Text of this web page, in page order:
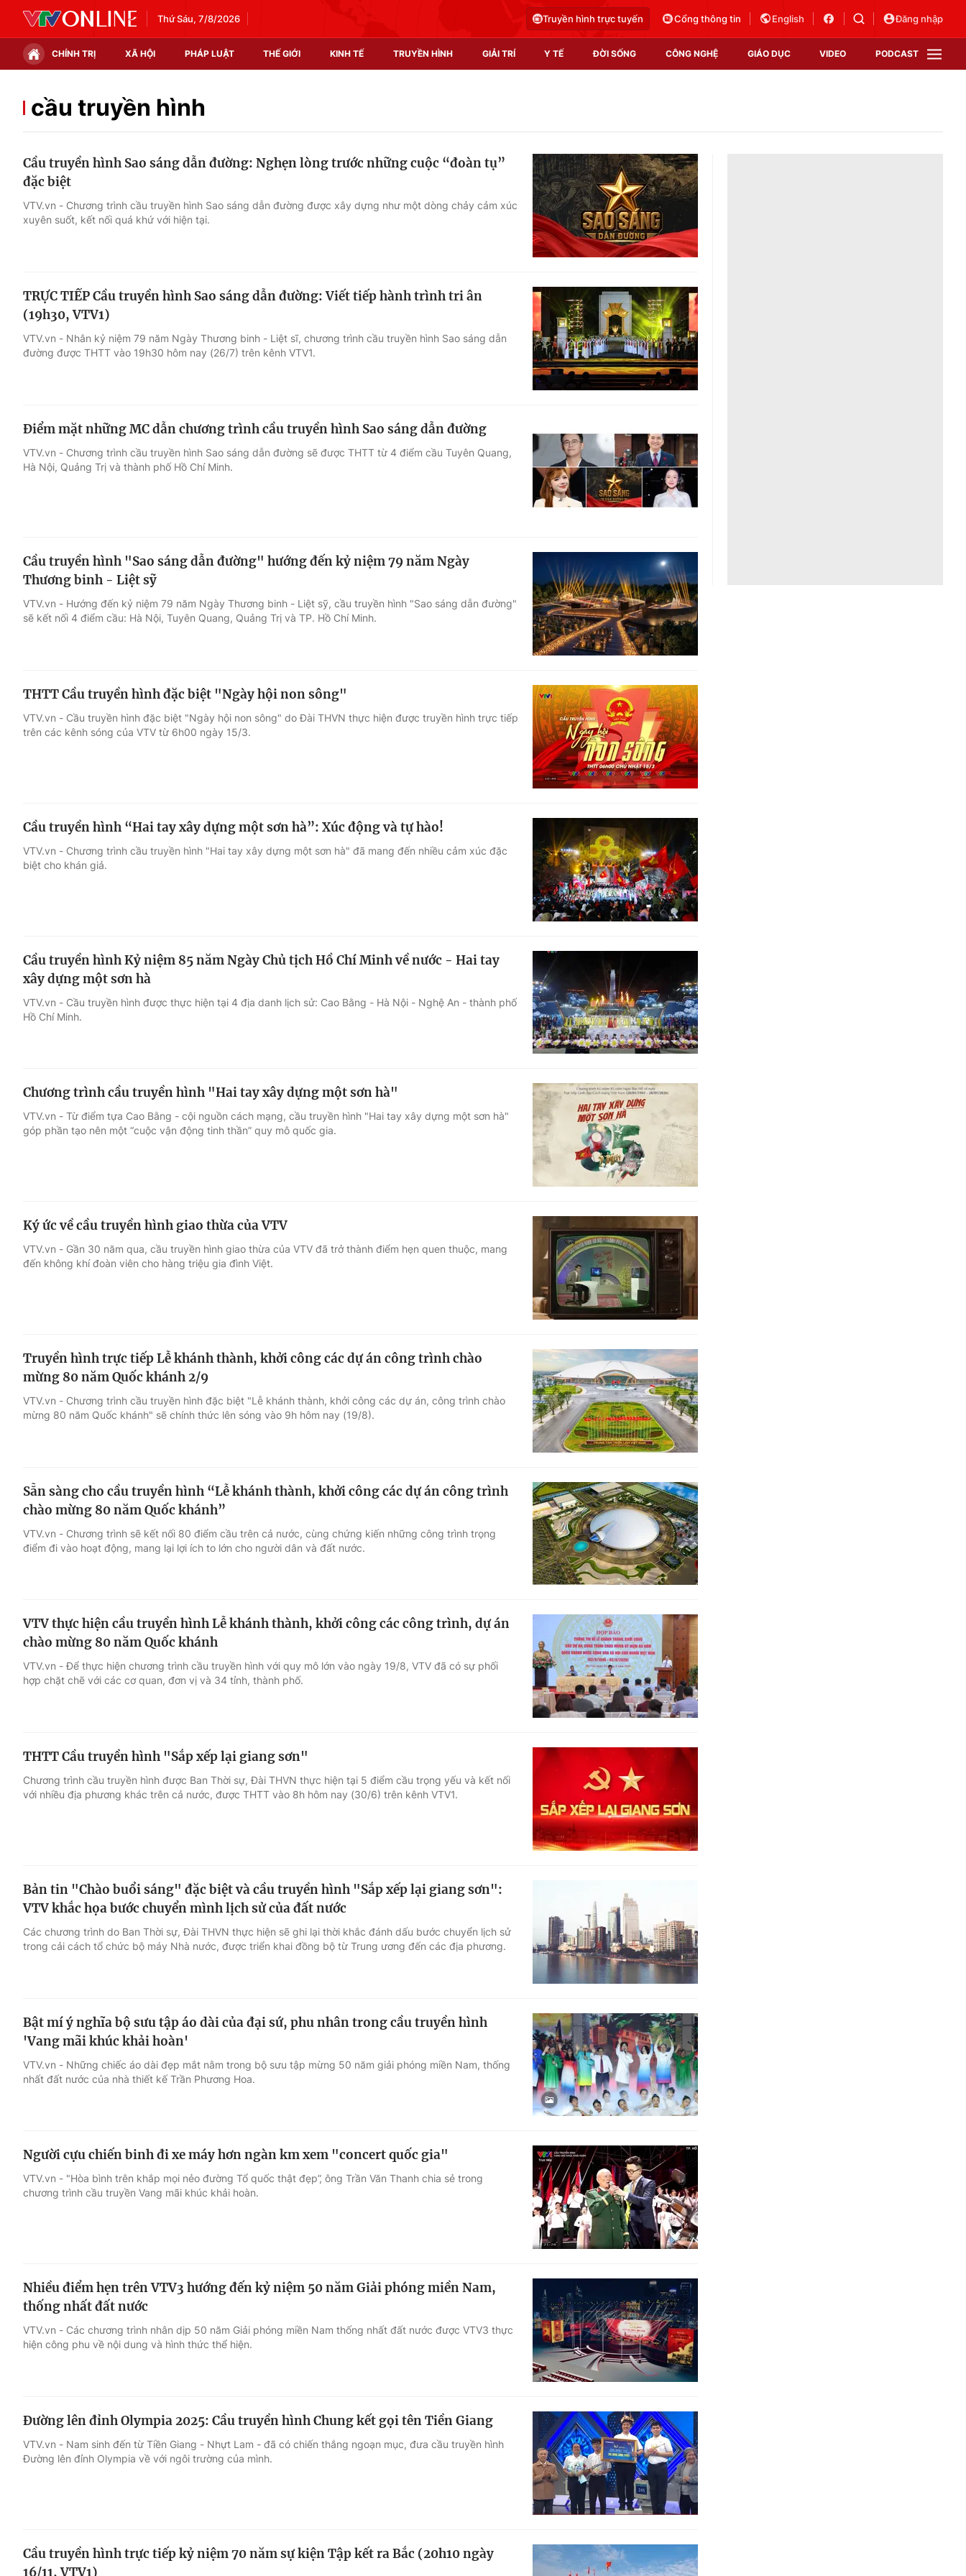
Thứ Sáu, 7/8/2026 Truyền hình trực tuyến Cổng thông tin English Đăng nhập
CHÍNH TRỊ XÃ HỘI PHÁP LUẬT THẾ GIỚI KINH TẾ TRUYỀN HÌNH GIẢI TRÍ Y TẾ ĐỜI SỐNG CÔNG NGHỆ GIÁO DỤC VIDEO PODCAST
Chính trị
Tin tức
Thế giới đó đây
Câu chuyện quốc tế
Thị trường
Hậu trường
Video
Shorts video
Podcast
EMagazine
Photo
Infographic
Góc ảnh
Điện ảnh
Âm nhạc
Sao
Làm đẹp
Chất lượng cuộc sống
Tuyển sinh
Học trực tuyến
Công nghệ
Sản phẩm
Thị trường
Tư vấn
VTV Sức khoẻ
cầu truyền hình
Cầu truyền hình Sao sáng dẫn đường: Nghẹn lòng trước những cuộc “đoàn tụ”
đặc biệt
VTV.vn - Chương trình cầu truyền hình Sao sáng dẫn đường được xây dựng như một dòng chảy cảm xúc
xuyên suốt, kết nối quá khứ với hiện tại.
TRỰC TIẾP Cầu truyền hình Sao sáng dẫn đường: Viết tiếp hành trình tri ân
(19h30, VTV1)
VTV.vn - Nhân kỷ niệm 79 năm Ngày Thương binh - Liệt sĩ, chương trình cầu truyền hình Sao sáng dẫn
đường được THTT vào 19h30 hôm nay (26/7) trên kênh VTV1.
Điểm mặt những MC dẫn chương trình cầu truyền hình Sao sáng dẫn đường
VTV.vn - Chương trình cầu truyền hình Sao sáng dẫn đường sẽ được THTT từ 4 điểm cầu Tuyên Quang,
Hà Nội, Quảng Trị và thành phố Hồ Chí Minh.
Cầu truyền hình "Sao sáng dẫn đường" hướng đến kỷ niệm 79 năm Ngày
Thương binh - Liệt sỹ
VTV.vn - Hướng đến kỷ niệm 79 năm Ngày Thương binh - Liệt sỹ, cầu truyền hình "Sao sáng dẫn đường"
sẽ kết nối 4 điểm cầu: Hà Nội, Tuyên Quang, Quảng Trị và TP. Hồ Chí Minh.
THTT Cầu truyền hình đặc biệt "Ngày hội non sông"
VTV.vn - Cầu truyền hình đặc biệt "Ngày hội non sông" do Đài THVN thực hiện được truyền hình trực tiếp
trên các kênh sóng của VTV từ 6h00 ngày 15/3.
Cầu truyền hình “Hai tay xây dựng một sơn hà”: Xúc động và tự hào!
VTV.vn - Chương trình cầu truyền hình "Hai tay xây dựng một sơn hà" đã mang đến nhiều cảm xúc đặc
biệt cho khán giả.
Cầu truyền hình Kỷ niệm 85 năm Ngày Chủ tịch Hồ Chí Minh về nước - Hai tay
xây dựng một sơn hà
VTV.vn - Cầu truyền hình được thực hiện tại 4 địa danh lịch sử: Cao Bằng - Hà Nội - Nghệ An - thành phố
Hồ Chí Minh.
Chương trình cầu truyền hình "Hai tay xây dựng một sơn hà"
VTV.vn - Từ điểm tựa Cao Bằng - cội nguồn cách mạng, cầu truyền hình "Hai tay xây dựng một sơn hà"
góp phần tạo nên một “cuộc vận động tinh thần” quy mô quốc gia.
Ký ức về cầu truyền hình giao thừa của VTV
VTV.vn - Gần 30 năm qua, cầu truyền hình giao thừa của VTV đã trở thành điểm hẹn quen thuộc, mang
đến không khí đoàn viên cho hàng triệu gia đình Việt.
Truyền hình trực tiếp Lễ khánh thành, khởi công các dự án công trình chào
mừng 80 năm Quốc khánh 2/9
VTV.vn - Chương trình cầu truyền hình đặc biệt "Lễ khánh thành, khởi công các dự án, công trình chào
mừng 80 năm Quốc khánh" sẽ chính thức lên sóng vào 9h hôm nay (19/8).
Sẵn sàng cho cầu truyền hình “Lễ khánh thành, khởi công các dự án công trình
chào mừng 80 năm Quốc khánh”
VTV.vn - Chương trình sẽ kết nối 80 điểm cầu trên cả nước, cùng chứng kiến những công trình trọng
điểm đi vào hoạt động, mang lại lợi ích to lớn cho người dân và đất nước.
VTV thực hiện cầu truyền hình Lễ khánh thành, khởi công các công trình, dự án
chào mừng 80 năm Quốc khánh
VTV.vn - Để thực hiện chương trình cầu truyền hình với quy mô lớn vào ngày 19/8, VTV đã có sự phối
hợp chặt chẽ với các cơ quan, đơn vị và 34 tỉnh, thành phố.
THTT Cầu truyền hình "Sắp xếp lại giang sơn"
Chương trình cầu truyền hình được Ban Thời sự, Đài THVN thực hiện tại 5 điểm cầu trọng yếu và kết nối
với nhiều địa phương khác trên cả nước, được THTT vào 8h hôm nay (30/6) trên kênh VTV1.
Bản tin "Chào buổi sáng" đặc biệt và cầu truyền hình "Sắp xếp lại giang sơn":
VTV khắc họa bước chuyển mình lịch sử của đất nước
Các chương trình do Ban Thời sự, Đài THVN thực hiện sẽ ghi lại thời khắc đánh dấu bước chuyển lịch sử
trong cải cách tổ chức bộ máy Nhà nước, được triển khai đồng bộ từ Trung ương đến các địa phương.
Bật mí ý nghĩa bộ sưu tập áo dài của đại sứ, phu nhân trong cầu truyền hình
'Vang mãi khúc khải hoàn'
VTV.vn - Những chiếc áo dài đẹp mắt nằm trong bộ sưu tập mừng 50 năm giải phóng miền Nam, thống
nhất đất nước của nhà thiết kế Trần Phương Hoa.
Người cựu chiến binh đi xe máy hơn ngàn km xem "concert quốc gia"
VTV.vn - "Hòa bình trên khắp mọi nẻo đường Tổ quốc thật đẹp”, ông Trần Văn Thanh chia sẻ trong
chương trình cầu truyền Vang mãi khúc khải hoàn.
Nhiều điểm hẹn trên VTV3 hướng đến kỷ niệm 50 năm Giải phóng miền Nam,
thống nhất đất nước
VTV.vn - Các chương trình nhân dịp 50 năm Giải phóng miền Nam thống nhất đất nước được VTV3 thực
hiện công phu về nội dung và hình thức thể hiện.
Đường lên đỉnh Olympia 2025: Cầu truyền hình Chung kết gọi tên Tiền Giang
VTV.vn - Nam sinh đến từ Tiền Giang - Nhựt Lam - đã có chiến thắng ngoạn mục, đưa cầu truyền hình
Đường lên đỉnh Olympia về với ngôi trường của mình.
Cầu truyền hình trực tiếp kỷ niệm 70 năm sự kiện Tập kết ra Bắc (20h10 ngày
16/11, VTV1)